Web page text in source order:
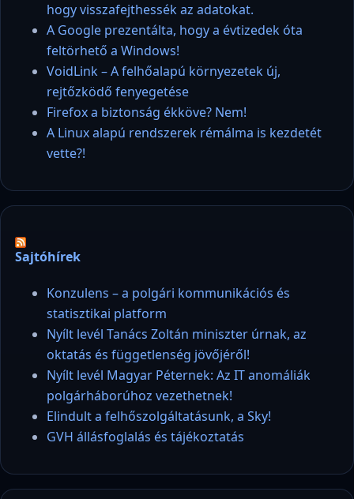
hogy visszafejthessék az adatokat.
A Google prezentálta, hogy a évtizedek óta
feltörhető a Windows!
VoidLink – A felhőalapú környezetek új,
rejtőzködő fenyegetése
Firefox a biztonság ékköve? Nem!
A Linux alapú rendszerek rémálma is kezdetét
vette?!
Sajtóhírek
Konzulens – a polgári kommunikációs és
statisztikai platform
Nyílt levél Tanács Zoltán miniszter úrnak, az
oktatás és függetlenség jövőjéről!
Nyílt levél Magyar Péternek: Az IT anomáliák
polgárháborúhoz vezethetnek!
Elindult a felhőszolgáltatásunk, a Sky!
GVH állásfoglalás és tájékoztatás